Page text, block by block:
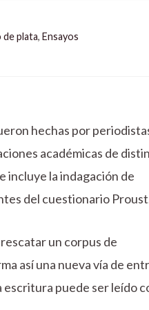
de plata,Ensayos
hechas por
académicas de
incluye la indagación de
del cuestionario
un corpus de
así una nueva vía de
escritura puede ser leído